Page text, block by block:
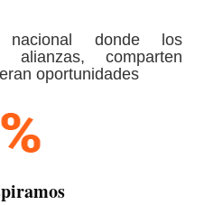
nacional donde los
alianzas, comparten
oportunidades